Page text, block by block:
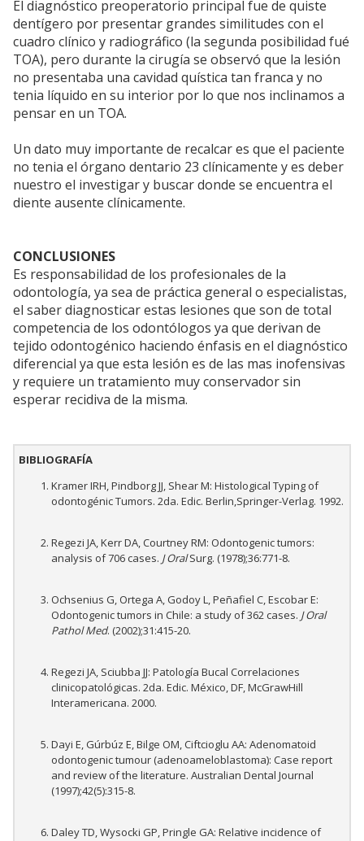
El diagnóstico preoperatorio principal fue de quiste
dentígero por presentar grandes similitudes con el
cuadro clínico y radiográfico (la segunda posibilidad fué
TOA), pero durante la cirugía se observó que la lesión
no presentaba una cavidad quística tan franca y no
tenia líquido en su interior por lo que nos inclinamos a
pensar en un TOA.
Un dato muy importante de recalcar es que el paciente
no tenia el órgano dentario 23 clínicamente y es deber
nuestro el investigar y buscar donde se encuentra el
diente ausente clínicamente.
CONCLUSIONES
Es responsabilidad de los profesionales de la
odontología, ya sea de práctica general o especialistas,
el saber diagnosticar estas lesiones que son de total
competencia de los odontólogos ya que derivan de
tejido odontogénico haciendo énfasis en el diagnóstico
diferencial ya que esta lesión es de las mas inofensivas
y requiere un tratamiento muy conservador sin
esperar recidiva de la misma.
BIBLIOGRAFÍA
Kramer IRH, Pindborg JJ, Shear M: Histological Typing of
odontogénic Tumors. 2da. Edic. Berlin,Springer-Verlag. 1992.
Regezi JA, Kerr DA, Courtney RM: Odontogenic tumors:
analysis of 706 cases. J OralSurg. (1978);36:771-8.
Ochsenius G, Ortega A, Godoy L, Peñafiel C, Escobar E:
Odontogenic tumors in Chile: a study of 362 cases. J Oral
Pathol Med. (2002);31:415-20.
Regezi JA, Sciubba JJ: Patología Bucal Correlaciones
clinicopatológicas. 2da. Edic. México, DF, McGrawHill
Interamericana. 2000.
Dayi E, Gúrbúz E, Bilge OM, Ciftcioglu AA: Adenomatoid
odontogenic tumour (adenoameloblastoma): Case report
and review of the literature. Australian Dental Journal
(1997);42(5):315-8.
Daley TD, Wysocki GP, Pringle GA: Relative incidence of